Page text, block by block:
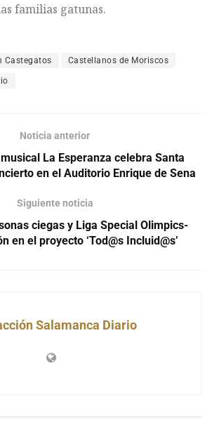
familias gatunas.
Castegatos Castellanos de Moriscos
Noticia anterior
La Esperanza celebra Santa
en el Auditorio Enrique de Sena
Siguiente noticia
ciegas y Liga Special Olimpics-
en el proyecto ‘Tod@s Incluid@s’
Salamanca Diario